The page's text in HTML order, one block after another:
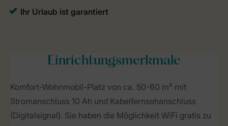
Einrichtungsmerkmale
Komfort-Wohnmobil-Platz von ca. 50-60 m² mit
Stromanschluss 10 Ah und Kabelfernsehanschluss
(Digitalsignal). Sie haben die Möglichkeit WiFi gratis zu